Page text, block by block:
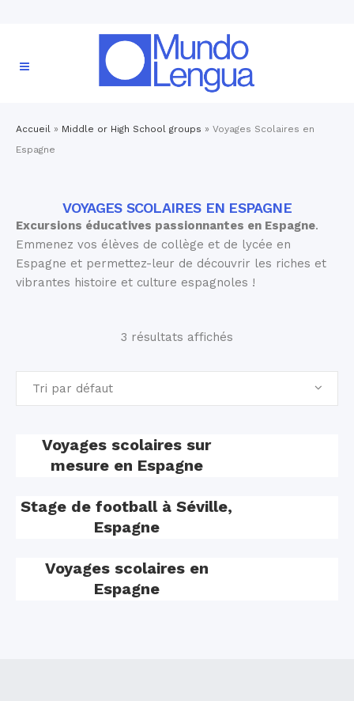
Accueil » Middle or High School groups » Voyages Scolaires en
Espagne
VOYAGES SCOLAIRES EN ESPAGNE
Excursions éducatives passionnantes en Espagne.
Emmenez vos élèves de collège et de lycée en
Espagne et permettez-leur de découvrir les riches et
vibrantes histoire et culture espagnoles !
3 résultats affichés
Tri par défaut
Voyages scolaires sur
mesure en Espagne
Stage de football à Séville,
Espagne
Voyages scolaires en
Espagne